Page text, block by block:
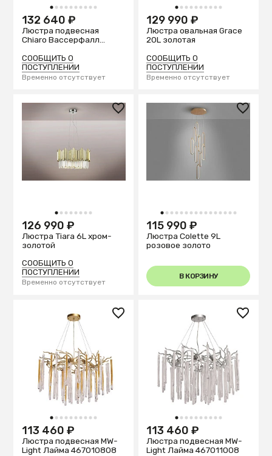
1 2 3 4 5 6 7 8 9 10
132 640 ₽
Люстра подвесная
Chiaro Вассерфалл
СООБЩИТЬ О
ПОСТУПЛЕНИИ
Временно отсутствует
1 2 3 4 5 6 7 8 9 10
129 990 ₽
Люстра овальная Grace
20L золотая
СООБЩИТЬ О
ПОСТУПЛЕНИИ
Временно отсутствует
1 2 3 4 5 6 7 8
126 990 ₽
Люстра Tiara 6L хром-
золотой
СООБЩИТЬ О
ПОСТУПЛЕНИИ
Временно отсутствует
1 2 3 4 5 6 7 8 9 10111213141516
115 990 ₽
Люстра Colette 9L
розовое золото
В КОРЗИНУ
1 2 3 4 5 6 7 8 9 10
113 460 ₽
Люстра подвесная MW-
Light Лайма 467010808
1 2 3 4 5 6 7 8 9 10
113 460 ₽
Люстра подвесная MW-
Light Лайма 467011008